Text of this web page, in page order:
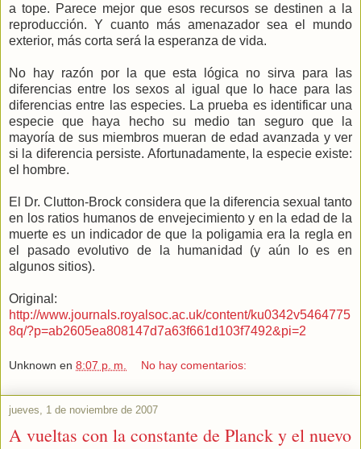
a tope. Parece mejor que esos recursos se destinen a la
reproducción. Y cuanto más amenazador sea el mundo
exterior, más corta será la esperanza de vida.
No hay razón por la que esta lógica no sirva para las
diferencias entre los sexos al igual que lo hace para las
diferencias entre las especies. La prueba es identificar una
especie que haya hecho su medio tan seguro que la
mayoría de sus miembros mueran de edad avanzada y ver
si la diferencia persiste. Afortunadamente, la especie existe:
el hombre.
El Dr. Clutton-Brock considera que la diferencia sexual tanto
en los ratios humanos de envejecimiento y en la edad de la
muerte es un indicador de que la poligamia era la regla en
el pasado evolutivo de la humanidad (y aún lo es en
algunos sitios).
Original:
http://www.journals.royalsoc.ac.uk/content/ku0342v5464775
8q/?p=ab2605ea808147d7a63f661d103f7492&pi=2
Unknown en 8:07 p. m. No hay comentarios:
jueves, 1 de noviembre de 2007
A vueltas con la constante de Planck y el nuevo